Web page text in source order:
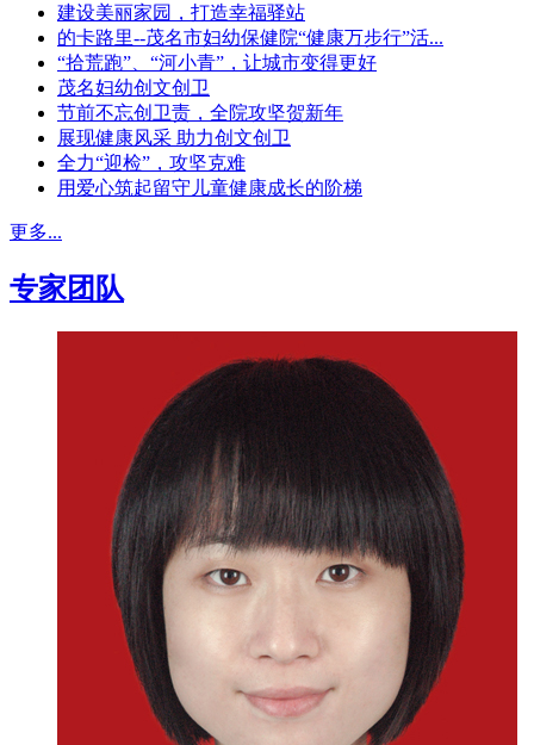
建设美丽家园，打造幸福驿站
的卡路里--茂名市妇幼保健院“健康万步行”活...
“拾荒跑”、“河小青”，让城市变得更好
茂名妇幼创文创卫
节前不忘创卫责，全院攻坚贺新年
展现健康风采 助力创文创卫
全力“迎检”，攻坚克难
用爱心筑起留守儿童健康成长的阶梯
更多...
专家团队